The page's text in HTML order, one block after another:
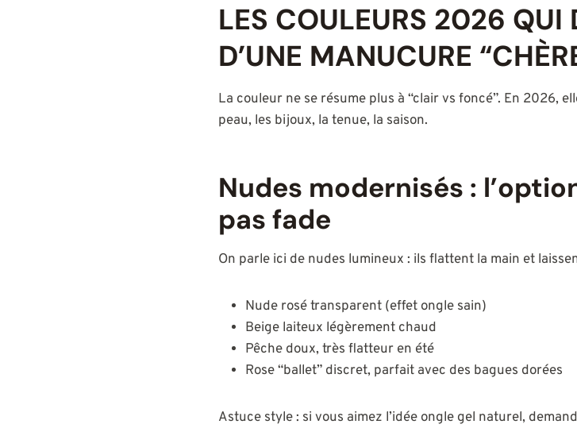
LES COULEURS 2026 QUI
D’UNE MANUCURE
La couleur ne se résume plus à “clair vs foncé”. En 2026,
peau, les bijoux, la tenue, la saison.
Nudes modernisés :
pas fade
On parle ici de nudes lumineux : ils flattent la main et
Nude rosé transparent (effet ongle sain)
Beige laiteux légèrement chaud
Pêche doux, très flatteur en été
Rose “ballet” discret, parfait avec des bagues dorées
Astuce style : si vous aimez l’idée ongle gel naturel,